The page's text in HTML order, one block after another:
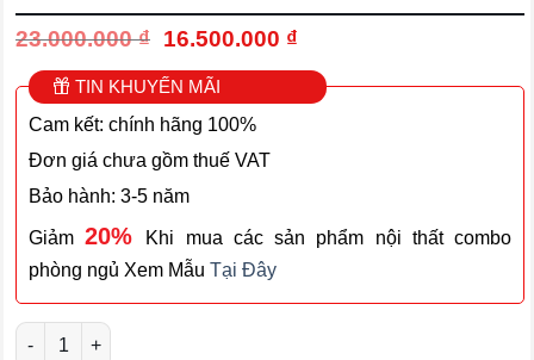
23.000.000₫ Giá
là:
23.000.000 ₫.
16.500.000 ₫Giá
tại
là:
TIN KHUYẾN MÃI
Cam kết: chính hãng 100%
Đơn giá chưa gồm thuế VAT
Bảo hành: 3-5 năm
Giảm20%
Khi mua các sản phẩm nội thất combo
phòng ngủ Xem Mẫu Tại Đây
Ghế Sofa Cao Cấp SFCC-03 số lượng